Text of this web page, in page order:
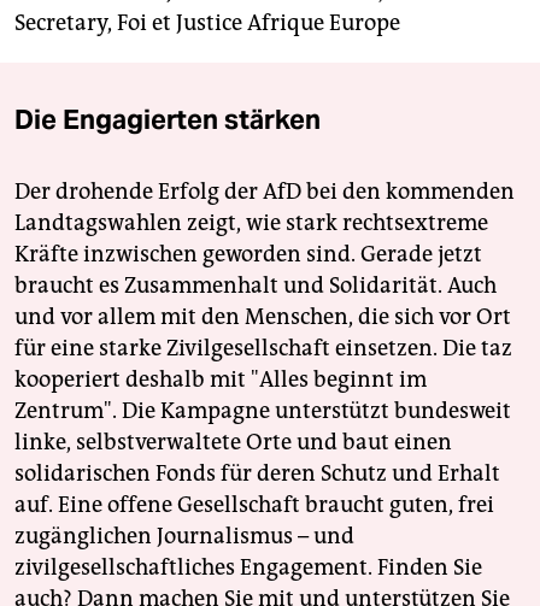
Secretary, Foi et Justice Afrique Europe
Die Engagierten stärken
Der drohende Erfolg der AfD bei den kommenden
Landtagswahlen zeigt, wie stark rechtsextreme
Kräfte inzwischen geworden sind. Gerade jetzt
braucht es Zusammenhalt und Solidarität. Auch
und vor allem mit den Menschen, die sich vor Ort
für eine starke Zivilgesellschaft einsetzen. Die taz
kooperiert deshalb mit "Alles beginnt im
Zentrum". Die Kampagne unterstützt bundesweit
linke, selbstverwaltete Orte und baut einen
solidarischen Fonds für deren Schutz und Erhalt
auf. Eine offene Gesellschaft braucht guten, frei
zugänglichen Journalismus – und
zivilgesellschaftliches Engagement. Finden Sie
auch? Dann machen Sie mit und unterstützen Sie